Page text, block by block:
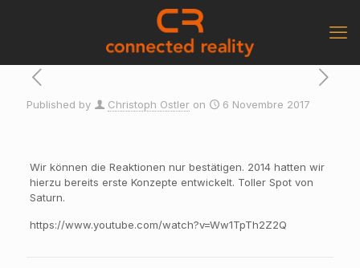
Published by Christoph Ostler on 6 Novembre 2017
Wir können die Reaktionen nur bestätigen. 2014 hatten wir
hierzu bereits erste Konzepte entwickelt. Toller Spot von
Saturn.
https://www.youtube.com/watch?v=Ww1TpTh2Z2Q